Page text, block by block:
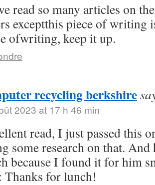
read so many articles on
exceptthis piece of writing
ofwriting, keep it up.
recycling berkshire
2023 at 17 h 46 min
read, I just passed this
some research on that.
because I found it for him
Thanks for lunch!